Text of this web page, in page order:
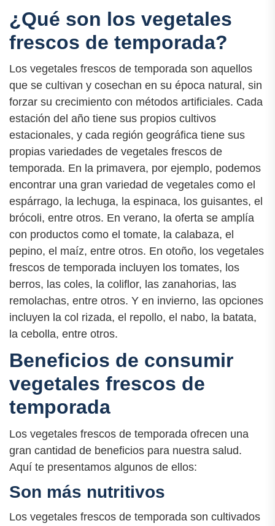
¿Qué son los vegetales
frescos de temporada?
Los vegetales frescos de temporada son aquellos
que se cultivan y cosechan en su época natural, sin
forzar su crecimiento con métodos artificiales. Cada
estación del año tiene sus propios cultivos
estacionales, y cada región geográfica tiene sus
propias variedades de vegetales frescos de
temporada. En la primavera, por ejemplo, podemos
encontrar una gran variedad de vegetales como el
espárrago, la lechuga, la espinaca, los guisantes, el
brócoli, entre otros. En verano, la oferta se amplía
con productos como el tomate, la calabaza, el
pepino, el maíz, entre otros. En otoño, los vegetales
frescos de temporada incluyen los tomates, los
berros, las coles, la coliflor, las zanahorias, las
remolachas, entre otros. Y en invierno, las opciones
incluyen la col rizada, el repollo, el nabo, la batata,
la cebolla, entre otros.
Beneficios de consumir
vegetales frescos de
temporada
Los vegetales frescos de temporada ofrecen una
gran cantidad de beneficios para nuestra salud.
Aquí te presentamos algunos de ellos:
Son más nutritivos
Los vegetales frescos de temporada son cultivados